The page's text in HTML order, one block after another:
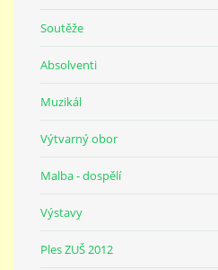
Soutěže
Absolventi
Muzikál
Výtvarný obor
Malba - dospělí
Výstavy
Ples ZUŠ 2012